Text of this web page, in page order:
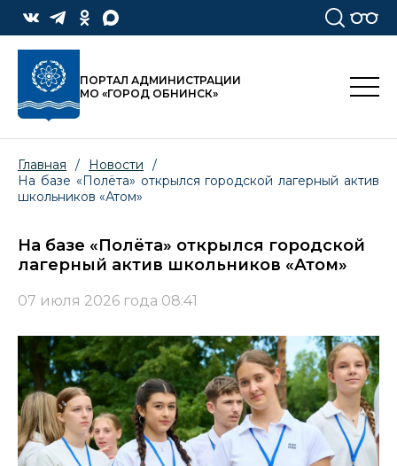
ПОРТАЛ АДМИНИСТРАЦИИ
МО «ГОРОД ОБНИНСК»
Главная / Новости
/
На базе «Полёта» открылся городской лагерный актив
школьников «Атом»
На базе «Полёта» открылся городской
лагерный актив школьников «Атом»
07 июля 2026 года 08:41